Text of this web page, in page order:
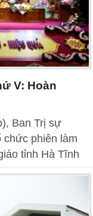
V: Hoàn
Ban Trị sự
chức phiên làm
tỉnh Hà Tĩnh